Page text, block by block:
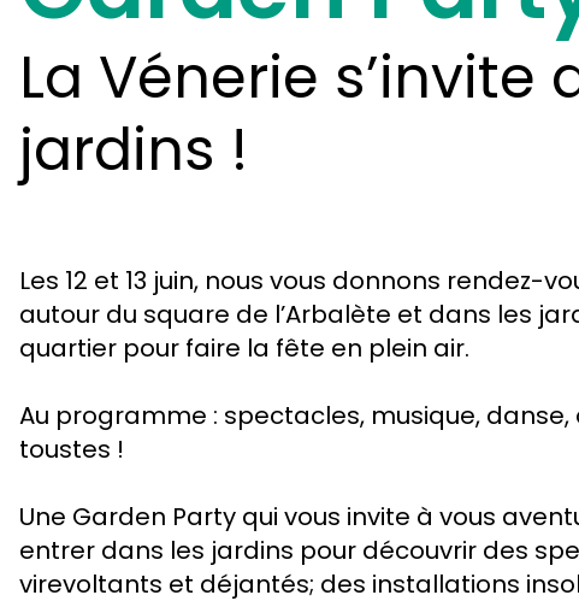
La Vénerie s’invite
jardins !
Les 12 et 13 juin, nous vous donnons rendez-
autour du square de l’Arbalète et dans les
quartier pour faire la fête en plein air.
Au programme : spectacles, musique,
toustes !
Une Garden Party qui vous invite à vous
entrer dans les jardins pour découvrir des
virevoltants et déjantés; des installations